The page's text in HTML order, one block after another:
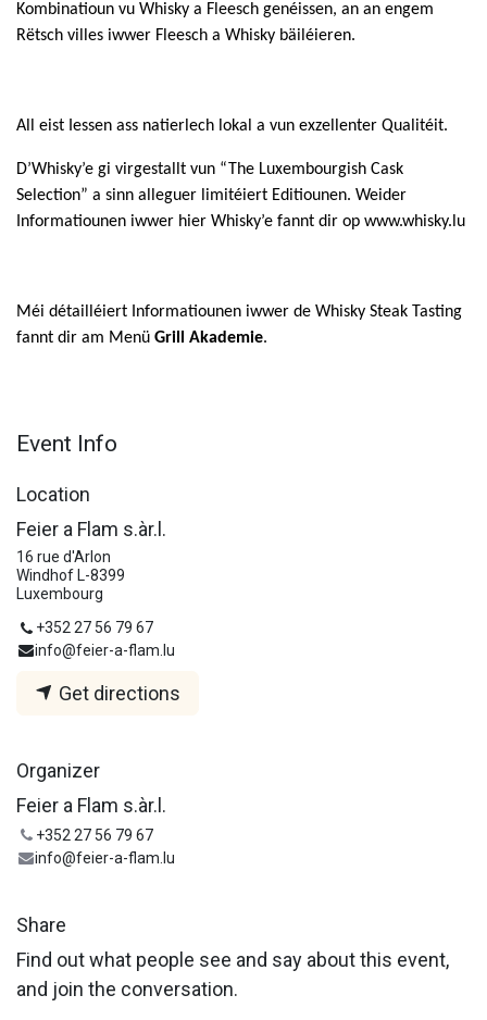
Kombinatioun vu Whisky a Fleesch genéissen, an an engem
Rëtsch villes iwwer Fleesch a Whisky bäiléieren.
All eist Iessen ass natierlech lokal a vun exzellenter Qualitéit.
D’Whisky’e gi virgestallt vun “The Luxembourgish Cask
Selection” a sinn alleguer limitéiert Editiounen. Weider
Informatiounen iwwer hier Whisky’e fannt dir op www.whisky.lu
Méi détailléiert Informatiounen iwwer de Whisky Steak Tasting
fannt dir am Menü Grill Akademie.
Event Info
Location
Feier a Flam s.àr.l.
16 rue d'Arlon
Windhof L-8399
Luxembourg
+352 27 56 79 67
info@feier-a-flam.lu
Get directions
Organizer
Feier a Flam s.àr.l.
+352 27 56 79 67
info@feier-a-flam.lu
Share
Find out what people see and say about this event,
and join the conversation.